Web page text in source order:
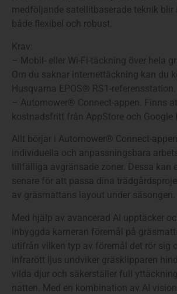
medföljande satellitbaserade teknik blir
både flexibel och robust.
Krav:
– Mobil- eller Wi-Fi-täckning över hela
Om du saknar internettäckning kan du
Husqvarna EPOS® RS1-referensstation.
– Automower® Connect-appen. Finns
kostnadsfritt från AppStore och Google
Allt börjar i Automower® Connect-
individuella och anpassningsbara
tillfälliga avgränsade zoner. Dessa kan
senare för att passa dina
av gräsmattans layout under säsongen.
Med hjälp av avancerad AI upptäcker
inbyggda kameran föremål på
utifrån vilken typ av föremål det rör sig
infrarött ljus undviker gräsklipparen
vilda djur och säkerställer full
natten. Med en kombination av AI